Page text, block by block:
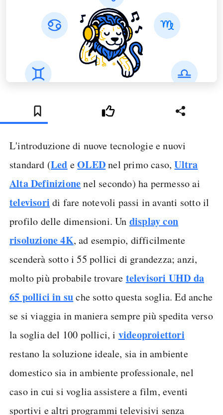
L'introduzione di nuove tecnologie e nuovi
standard (Led eOLEDnel primo caso,Ultra
Alta Definizionenel secondo) ha permesso ai
televisori di fare notevoli passi in avanti sotto il
profilo delle dimensioni. Un display con
risoluzione 4K, ad esempio, difficilmente
scenderà sotto i 55 pollici di grandezza; anzi,
molto più probabile trovare televisori UHD da
65 pollici in suche sotto questa soglia. Ed anche
se si viaggia in maniera sempre più spedita verso
la soglia del 100 pollici, i videoproiettori
restano la soluzione ideale, sia in ambiente
domestico sia in ambiente professionale, nel
caso in cui si voglia assistere a film, eventi
sportivi e altri programmi televisivi senza